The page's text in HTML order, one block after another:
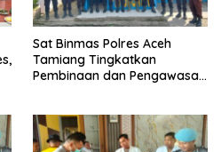
Sat Binmas Polres Aceh
Tamiang Tingkatkan
Pembinaan dan Pengawasan